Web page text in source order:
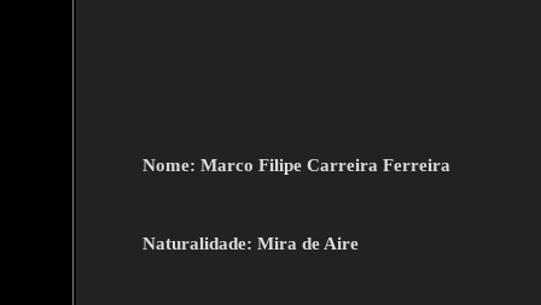
Nome: Marco Filipe Carreira Ferreira
Naturalidade: Mira de Aire